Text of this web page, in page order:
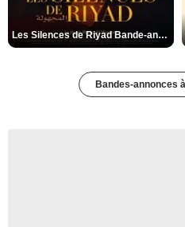
Les Silences de Riyad Bande-annonce VO STFR
Bandes-annonces